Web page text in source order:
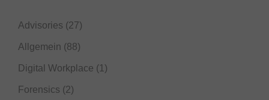
Advisories (27)
Allgemein (88)
Digital Workplace (1)
Forensics (2)